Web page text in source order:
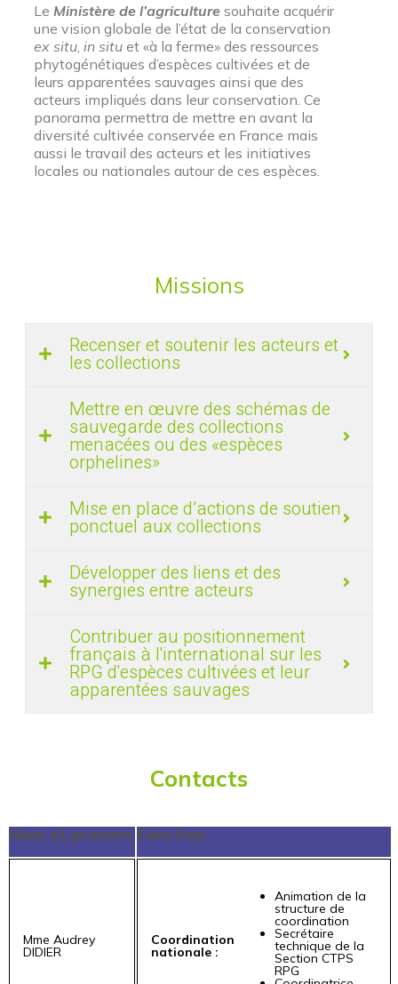
Le Ministère de l’agriculture souhaite acquérir
une vision globale de l’état de la conservation
ex situ in situ et «à la ferme» des ressources
phytogénétiques d’espèces cultivées et de
leurs apparentées sauvages ainsi que des
acteurs impliqués dans leur conservation. Ce
panorama permettra de mettre en avant la
diversité cultivée conservée en France mais
aussi le travail des acteurs et les initiatives
locales ou nationales autour de ces espèces.
Missions
Recenser et soutenir les acteurs et
les collections
Mettre en œuvre des schémas de
sauvegarde des collections
menacées ou des «espèces
orphelines»
Mise en place d’actions de soutien
ponctuel aux collections
Développer des liens et des
synergies entre acteurs
Contribuer au positionnement
français à l'international sur les
RPG d'espèces cultivées et leur
apparentées sauvages
Contacts
Nom et prenom Fonction
Mme Audrey
DIDIER
Coordination
nationale :
Animation de la
structure de
coordination
Secrétaire
technique de la
Section CTPS
RPG